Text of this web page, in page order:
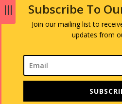
Subscribe To
Join our mailing list to
updates from